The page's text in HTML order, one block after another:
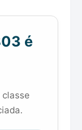
é